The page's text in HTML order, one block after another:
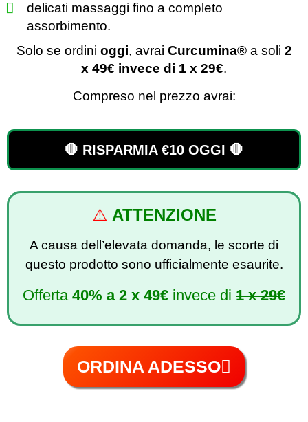
delicati massaggi fino a completo
assorbimento.
Solo se ordini oggi, avrai Curcumina®️a soli 2
x 49€ invece di 1 x 29€.
Compreso nel prezzo avrai:
🛑 RISPARMIA €10 OGGI 🛑
⚠️ ATTENZIONE
A causa dell’elevata domanda, le scorte di
questo prodotto sono ufficialmente esaurite.
Offerta 40% a 2 x 49€ invece di 1 x 29€
ORDINA ADESSO